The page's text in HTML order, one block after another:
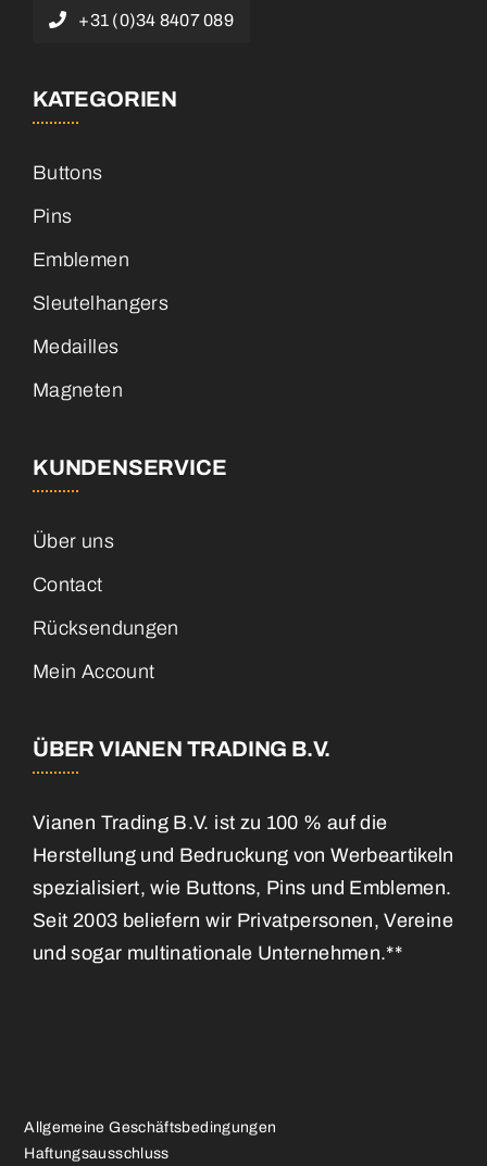
+31 (0)34 8407 089
KATEGORIEN
Buttons
Pins
Emblemen
Sleutelhangers
Medailles
Magneten
KUNDENSERVICE
Über uns
Contact
Rücksendungen
Mein Account
ÜBER VIANEN TRADING B.V.
Vianen Trading B.V. ist zu 100 % auf die
Herstellung und Bedruckung von Werbeartikeln
spezialisiert, wie Buttons, Pins und Emblemen.
Seit 2003 beliefern wir Privatpersonen, Vereine
und sogar multinationale Unternehmen.**
Allgemeine Geschäftsbedingungen
Haftungsausschluss